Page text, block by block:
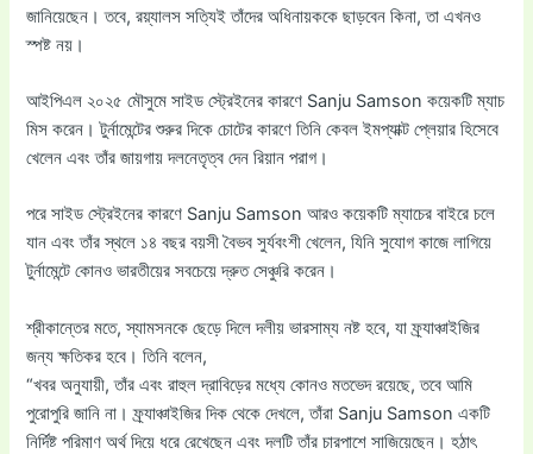
জানিয়েছেন। তবে, রয়্যালস সত্যিই তাঁদের অধিনায়ককে ছাড়বেন কিনা, তা এখনও
স্পষ্ট নয়।
আইপিএল ২০২৫ মৌসুমে সাইড স্ট্রেইনের কারণে Sanju Samson কয়েকটি ম্যাচ
মিস করেন। টুর্নামেন্টের শুরুর দিকে চোটের কারণে তিনি কেবল ইমপ্যাক্ট প্লেয়ার হিসেবে
খেলেন এবং তাঁর জায়গায় দলনেতৃত্ব দেন রিয়ান পরাগ।
পরে সাইড স্ট্রেইনের কারণে Sanju Samson আরও কয়েকটি ম্যাচের বাইরে চলে
যান এবং তাঁর স্থলে ১৪ বছর বয়সী বৈভব সুর্যবংশী খেলেন, যিনি সুযোগ কাজে লাগিয়ে
টুর্নামেন্টে কোনও ভারতীয়ের সবচেয়ে দ্রুত সেঞ্চুরি করেন।
শ্রীকান্তের মতে, স্যামসনকে ছেড়ে দিলে দলীয় ভারসাম্য নষ্ট হবে, যা ফ্র্যাঞ্চাইজির
জন্য ক্ষতিকর হবে। তিনি বলেন,
“খবর অনুযায়ী, তাঁর এবং রাহুল দ্রাবিড়ের মধ্যে কোনও মতভেদ রয়েছে, তবে আমি
পুরোপুরি জানি না। ফ্র্যাঞ্চাইজির দিক থেকে দেখলে, তাঁরা Sanju Samson একটি
নির্দিষ্ট পরিমাণ অর্থ দিয়ে ধরে রেখেছেন এবং দলটি তাঁর চারপাশে সাজিয়েছেন। হঠাৎ